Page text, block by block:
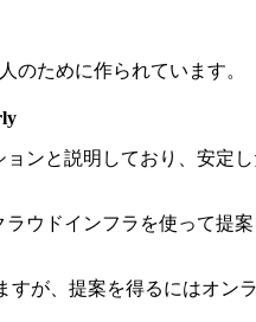
のために作られています。
ンと説明しており、安定
ウドインフラを使って提
すが、提案を得るにはオン